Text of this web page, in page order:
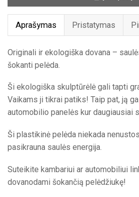
Pelėda
Aprašymas Pristatymas
Originali ir ekologiška dovana –
šokanti pelėda.
Ši ekologiška skulptūrėlė gali tapti
Vaikams ji tikrai patiks! Taip pat, ją
automobilio panelės kur daugiausiai
Ši plastikinė pelėda niekada
pasikrauna saulės energija.
Suteikite kambariui ar automobiliui
dovanodami šokančią pelėdžiukę!